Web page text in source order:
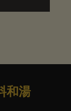
和湯